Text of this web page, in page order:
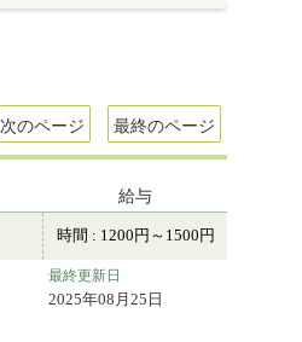
次のページ 最終のページ
給与
時間 : 1200円～1500円
最終更新日
2025年08月25日